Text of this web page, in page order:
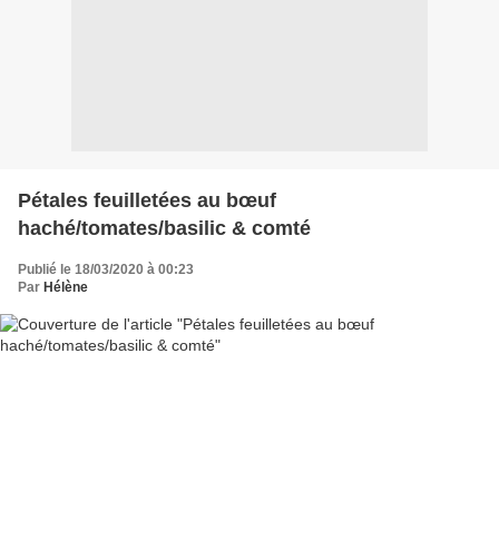
Pétales feuilletées au bœuf
haché/tomates/basilic & comté
Publié le 18/03/2020 à 00:23
Par Hélène